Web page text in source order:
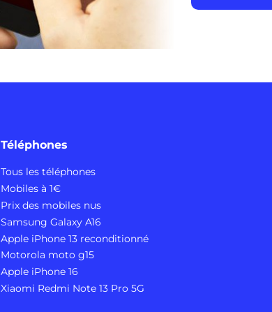
Téléphones
Tous les téléphones
Mobiles à 1€
Prix des mobiles nus
Samsung Galaxy A16
Apple iPhone 13 reconditionné
Motorola moto g15
Apple iPhone 16
Xiaomi Redmi Note 13 Pro 5G